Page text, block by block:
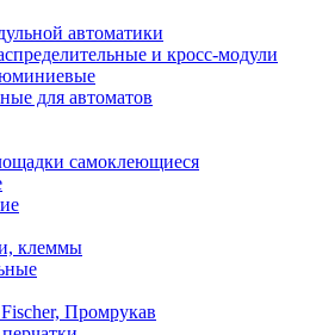
автоматики
и кросс-модули
для автоматов
самоклеющиеся
клеммы
Промрукав